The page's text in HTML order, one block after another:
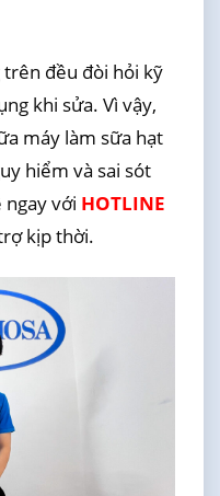
đều đòi hỏi kỹ
khi sửa. Vì vậy,
máy làm sữa hạt
hiểm và sai sót
ngay với HOTLINE
kịp thời.